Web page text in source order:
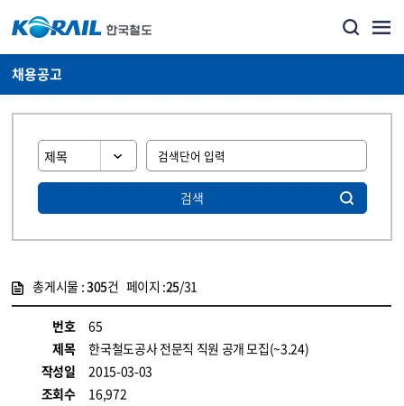
채용공고
검색
총게시물 :305건 페이지 :25/31
번호
65
제목
한국철도공사 전문직 직원 공개 모집(~3.24)
작성일
2015-03-03
조회수
16,972